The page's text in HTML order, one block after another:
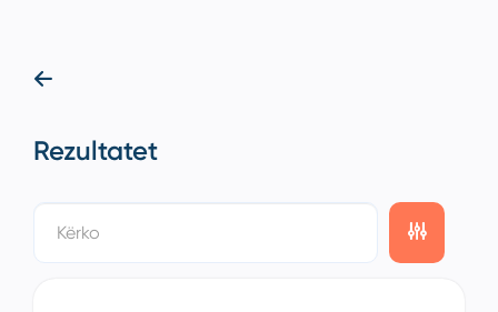
Rezultatet